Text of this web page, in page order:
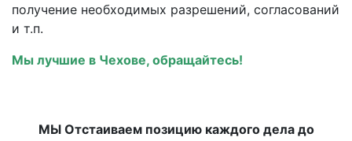
получение необходимых разрешений, согласований
и т.п.
Мы лучшие в Чехове, обращайтесь!
МЫ Отстаиваем позицию каждого дела до